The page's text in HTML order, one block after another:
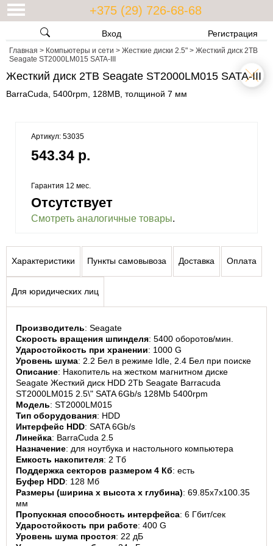
+375 (29) 726-68-68
Вход Регистрация
Главная > Компьютеры и сети > Жесткие диски 2.5" > Жесткий диск 2TB
Seagate ST2000LM015 SATA-III
Жесткий диск 2TB Seagate ST2000LM015 SATA-III
BarraCuda, 5400rpm, 128MB, толщиной 7 мм
Артикул: 53035
543.34 р.
Гарантия 12 мес.
Отсутствует
Смотреть аналогичные товары.
Характеристики Пункты самовывоза Доставка Оплата
Для юридических лиц
Производитель: Seagate
Скорость вращения шпинделя: 5400 оборотов/мин.
Ударостойкость при хранении: 1000 G
Уровень шума: 2.2 Бел в режиме Idle, 2.4 Бел при поиске
Описание: Накопитель на жестком магнитном диске
Seagate Жесткий диск HDD 2Tb Seagate Barracuda
ST2000LM015 2.5\" SATA 6Gb/s 128Mb 5400rpm
Модель: ST2000LM015
Тип оборудования: HDD
Интерфейс HDD: SATA 6Gb/s
Линейка: BarraCuda 2.5
Назначение: для ноутбука и настольного компьютера
Емкость накопителя: 2 Тб
Поддержка секторов размером 4 Кб: есть
Буфер HDD: 128 Мб
Размеры (ширина x высота x глубина): 69.85x7x100.35
мм
Пропускная способность интерфейса: 6 Гбит/сек
Ударостойкость при работе: 400 G
Уровень шума простоя: 22 дБ